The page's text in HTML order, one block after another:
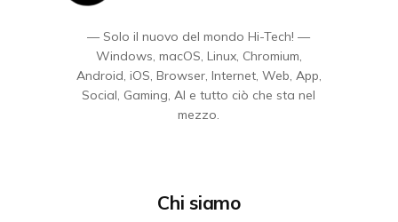
— Solo il nuovo del mondo Hi-Tech! —
Windows, macOS, Linux, Chromium,
Android, iOS, Browser, Internet, Web, App,
Social, Gaming, AI e tutto ciò che sta nel
mezzo.
Chi siamo